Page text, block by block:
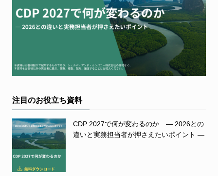
注目のお役立ち資料
CDP 2027で何が変わるのか ― 2026との
違いと実務担当者が押さえたいポイント ―